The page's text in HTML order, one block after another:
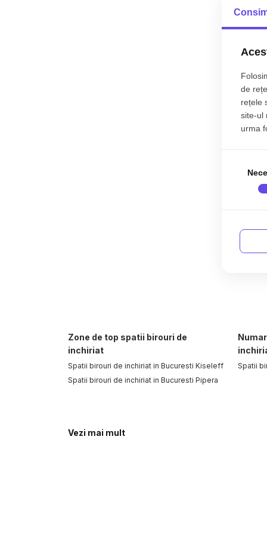
Zone de top spatii birouri de
inchiriat
Spatii birouri de inchiriat in Bucuresti Kiseleff
Spatii birouri de inchiriat in Bucuresti Pipera
Spatii
Vezi mai mult
de
rețele
site-ul
urma